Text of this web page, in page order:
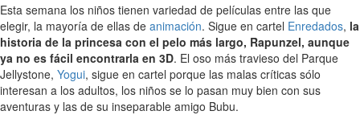
Esta semana los niños tienen variedad de películas entre las que
elegir, la mayoría de ellas de animación. Sigue en cartel Enredados, la
historia de la princesa con el pelo más largo, Rapunzel, aunque
ya no es fácil encontrarla en 3D. El oso más travieso del Parque
Jellystone, Yogui, sigue en cartel porque las malas críticas sólo
interesan a los adultos, los niños se lo pasan muy bien con sus
aventuras y las de su inseparable amigo Bubu.